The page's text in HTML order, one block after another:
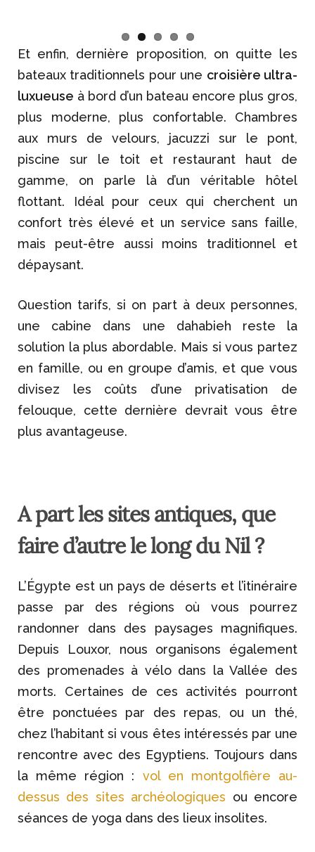
Et enfin, dernière proposition, on quitte les
bateaux traditionnels pour une croisière ultra-
luxueuse à bord d’un bateau encore plus gros,
plus moderne, plus confortable. Chambres
aux murs de velours, jacuzzi sur le pont,
piscine sur le toit et restaurant haut de
gamme, on parle là d’un véritable hôtel
flottant. Idéal pour ceux qui cherchent un
confort très élevé et un service sans faille,
mais peut-être aussi moins traditionnel et
dépaysant.
Question tarifs, si on part à deux personnes,
une cabine dans une dahabieh reste la
solution la plus abordable. Mais si vous partez
en famille, ou en groupe d’amis, et que vous
divisez les coûts d’une privatisation de
felouque, cette dernière devrait vous être
plus avantageuse.
A part les sites antiques, que
faire d’autre le long du Nil ?
L’Égypte est un pays de déserts et l’itinéraire
passe par des régions où vous pourrez
randonner dans des paysages magnifiques.
Depuis Louxor, nous organisons également
des promenades à vélo dans la Vallée des
morts. Certaines de ces activités pourront
être ponctuées par des repas, ou un thé,
chez l’habitant si vous êtes intéressés par une
rencontre avec des Egyptiens. Toujours dans
la même région : vol en montgolfière au-
dessus des sites archéologiques ou encore
séances de yoga dans des lieux insolites.